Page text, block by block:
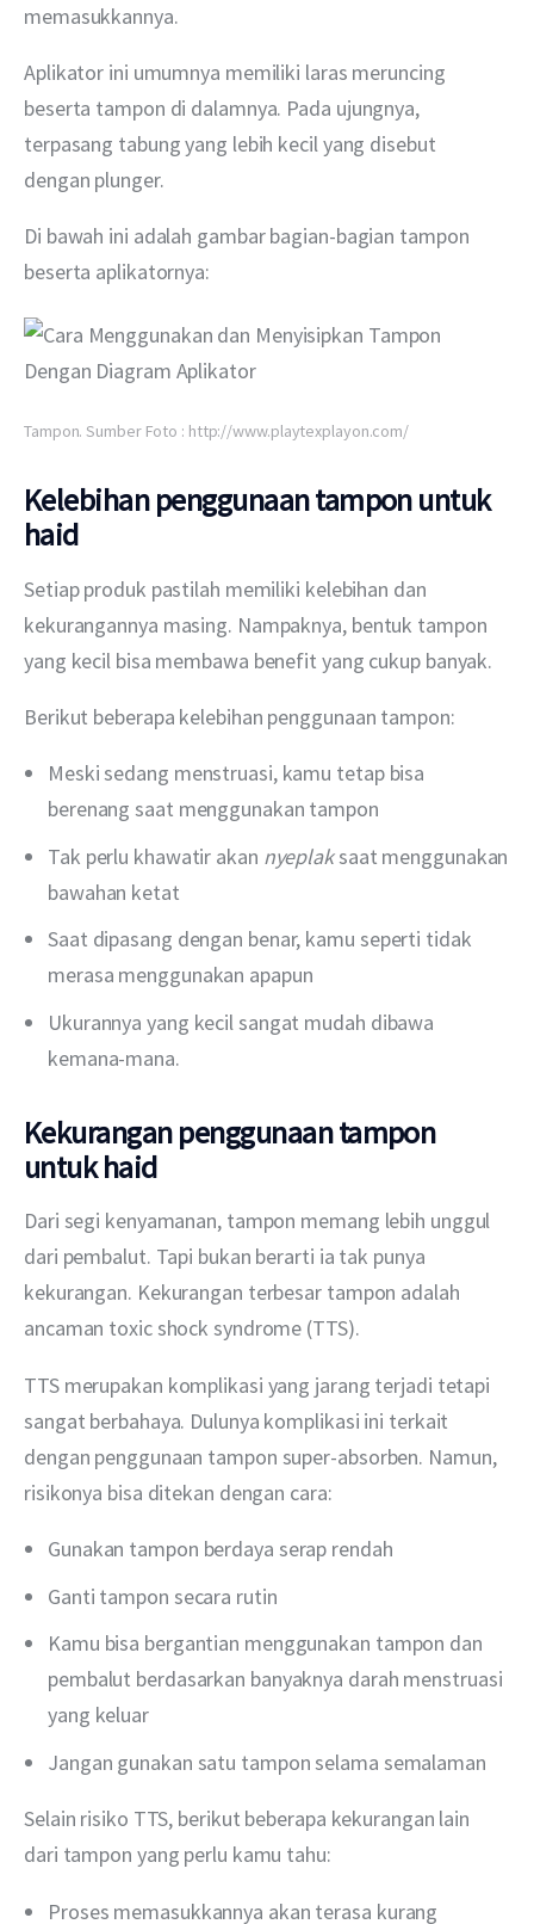
memasukkannya.
Aplikator ini umumnya memiliki laras meruncing
beserta tampon di dalamnya. Pada ujungnya,
terpasang tabung yang lebih kecil yang disebut
dengan plunger.
Di bawah ini adalah gambar bagian-bagian tampon
beserta aplikatornya:
Tampon. Sumber Foto : http://www.playtexplayon.com/
Kelebihan penggunaan tampon untuk
haid
Setiap produk pastilah memiliki kelebihan dan
kekurangannya masing. Nampaknya, bentuk tampon
yang kecil bisa membawa benefit yang cukup banyak.
Berikut beberapa kelebihan penggunaan tampon:
Meski sedang menstruasi, kamu tetap bisa
berenang saat menggunakan tampon
Tak perlu khawatir akan nyeplaksaat menggunakan
bawahan ketat
Saat dipasang dengan benar, kamu seperti tidak
merasa menggunakan apapun
Ukurannya yang kecil sangat mudah dibawa
kemana-mana.
Kekurangan penggunaan tampon
untuk haid
Dari segi kenyamanan, tampon memang lebih unggul
dari pembalut. Tapi bukan berarti ia tak punya
kekurangan. Kekurangan terbesar tampon adalah
ancaman toxic shock syndrome (TTS).
TTS merupakan komplikasi yang jarang terjadi tetapi
sangat berbahaya. Dulunya komplikasi ini terkait
dengan penggunaan tampon super-absorben. Namun,
risikonya bisa ditekan dengan cara:
Gunakan tampon berdaya serap rendah
Ganti tampon secara rutin
Kamu bisa bergantian menggunakan tampon dan
pembalut berdasarkan banyaknya darah menstruasi
yang keluar
Jangan gunakan satu tampon selama semalaman
Selain risiko TTS, berikut beberapa kekurangan lain
dari tampon yang perlu kamu tahu:
Proses memasukkannya akan terasa kurang